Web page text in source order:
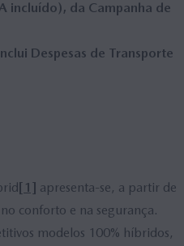
incluído), da Campanha de
Despesas de Transporte
[1] apresenta-se, a partir de
conforto e na segurança.
modelos 100% híbridos,